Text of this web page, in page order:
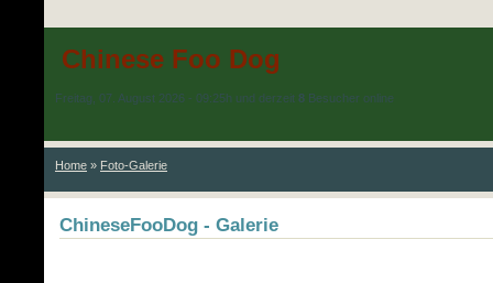
Chinese Foo Dog
Freitag, 07. August 2026 - 09:25h und derzeit 8 Besucher online
Home » Foto-Galerie
ChineseFooDog - Galerie